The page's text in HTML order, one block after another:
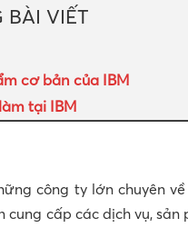
BÀI VIẾT
cơ bản của IBM
tại IBM
công ty lớn chuyên
cung cấp các dịch vụ,